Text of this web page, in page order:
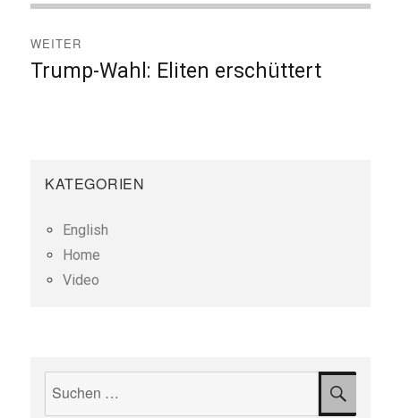
WEITER
Nächster
Trump-Wahl: Eliten erschüttert
KATEGORIEN
English
Home
Video